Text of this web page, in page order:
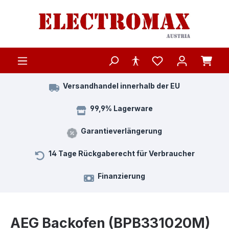
Zum Hauptinhalt springen
Versandhandel innerhalb der EU
99,9% Lagerware
Garantieverlängerung
14 Tage Rückgaberecht für Verbraucher
Finanzierung
AEG Backofen (BPB331020M)